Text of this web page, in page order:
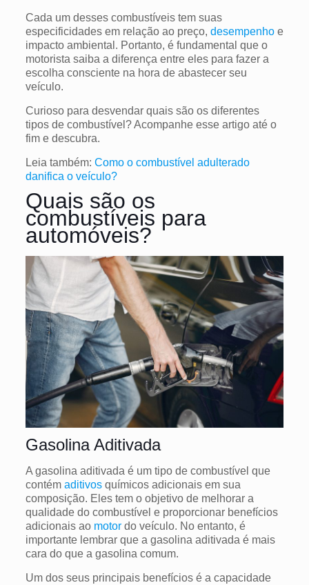
Cada um desses combustíveis tem suas
especificidades em relação ao preço, desempenhoe
impacto ambiental. Portanto, é fundamental que o
motorista saiba a diferença entre eles para fazer a
escolha consciente na hora de abastecer seu
veículo.
Curioso para desvendar quais são os diferentes
tipos de combustível? Acompanhe esse artigo até o
fim e descubra.
Leia também: Como o combustível adulterado
danifica o veículo?
Quais são os
combustíveis para
automóveis?
Gasolina Aditivada
A gasolina aditivada é um tipo de combustível que
contém aditivosquímicos adicionais em sua
composição. Eles tem o objetivo de melhorar a
qualidade do combustível e proporcionar benefícios
adicionais ao motordo veículo. No entanto, é
importante lembrar que a gasolina aditivada é mais
cara do que a gasolina comum.
Um dos seus principais benefícios é a capacidade